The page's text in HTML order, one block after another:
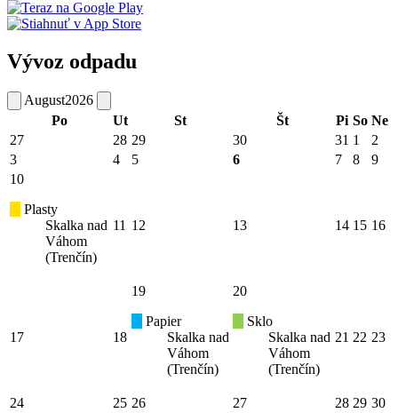
Vývoz odpadu
August2026
Po
Ut St Št Pi So Ne
27
28 29 30 31 1
2
3
4 5 6 7 8
9
10
Plasty
Skalka nad
Váhom
(Trenčín)
11 12 13 14 15 16
17 18
19
Papier
Skalka nad
Váhom
(Trenčín)
20
Sklo
Skalka nad
Váhom
(Trenčín)
21 22 23
24 25 26 27 28 29 30